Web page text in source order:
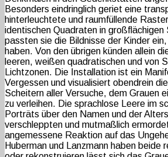
Besonders eindringlich geriet eine
hinterleuchtete und raumfüllende
identischen Quadraten in
passten sie die Bildnisse der Kinder
haben. Von den übrigen künden allein
leeren, weißen quadratischen und von
Lichtzonen. Die Installation ist ein
Vergessen und visualisiert obendrein
Scheitern aller Versuche, dem Grauen
zu verleihen. Die sprachlose Leere im
Porträts über den Namen und der
verschleppten und mutmaßlich
angemessene Reaktion auf das
Huberman und Lanzmann haben beide